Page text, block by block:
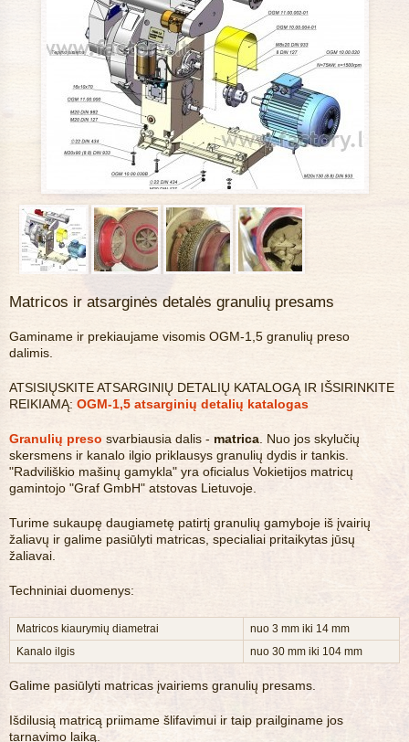
Matricos ir atsarginės detalės granulių presams
Gaminame ir prekiaujame visomis OGM-1,5 granulių preso
dalimis.
ATSISIŲSKITE ATSARGINIŲ DETALIŲ KATALOGĄ IR IŠSIRINKITE
REIKIAMĄ: OGM-1,5 atsarginių detalių katalogas
Granulių preso svarbiausia dalis - matrica . Nuo jos skylučių
skersmens ir kanalo ilgio priklausys granulių dydis ir tankis.
"Radviliškio mašinų gamykla" yra oficialus Vokietijos matricų
gamintojo "Graf GmbH" atstovas Lietuvoje.
Turime sukaupę daugiametę patirtį granulių gamyboje iš įvairių
žaliavų ir galime pasiūlyti matricas, specialiai pritaikytas jūsų
žaliavai.
Techniniai duomenys:
Matricos kiaurymių diametrai
nuo 3 mm iki 14 mm
Kanalo ilgis
nuo 30 mm iki 104 mm
Galime pasiūlyti matricas įvairiems granulių presams.
Išdilusią matricą priimame šlifavimui ir taip prailginame jos
tarnavimo laiką.